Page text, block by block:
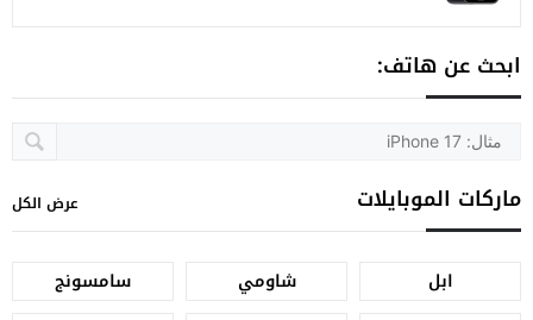
ابحث عن هاتف:
ماركات الموبايلات عرض الكل
ابل شاومي
سامسونج